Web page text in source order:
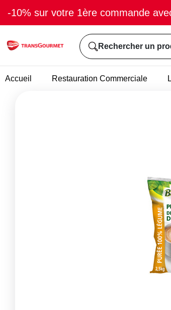
-10% sur votre 1ère commande
Rechercher un
Accueil Restauration Commerciale